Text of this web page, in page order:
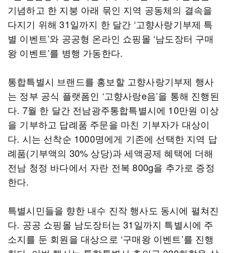
기념하고 한 지붕 아래 묶인 지역 공동체의 결속을
다지기 위해 31일까지 한 달간 ‘고향사랑기부제 특
별 이벤트’와 공공형 온라인 쇼핑몰 ‘남도장터 구매
왕 이벤트’를 병행 가동한다.
통합특별시 브랜드를 홍보할 고향사랑기부제 행사
는 정부 공식 플랫폼인 ‘고향사랑e음’을 통해 진행된
다. 7월 한 달간 전남광주통합특별시에 10만원 이상
을 기부하고 답례품 주문을 마친 기부자가 대상이
다. 시는 선착순 1000명에게 기존에 선택한 지역 답
례품(기부액의 30% 상당)과 세액공제 혜택에 더해
전남 청정 바다에서 자란 전복 800g을 추가로 증정
한다.
특별시민들을 향한 내수 진작 행사도 동시에 펼쳐진
다. 공공 쇼핑몰 남도장터는 31일까지 특별시에 주
소지를 둔 회원을 대상으로 ‘구매왕 이벤트’를 진행